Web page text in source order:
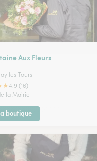
Aux Fleurs
les Tours
★4.9 (16)
la Mairie
boutique